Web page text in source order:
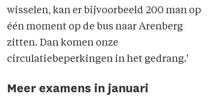
wisselen, kan er bijvoorbeeld 200 man op
één moment op de bus naar Arenberg
zitten. Dan komen onze
circulatiebeperkingen in het gedrang.'
Meer examens in januari